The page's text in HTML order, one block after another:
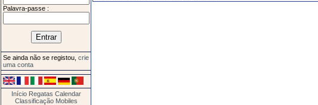
Palavra-passe :
Se ainda não se registou, crie
uma conta
Início Regatas Calendar
Classificação Mobiles